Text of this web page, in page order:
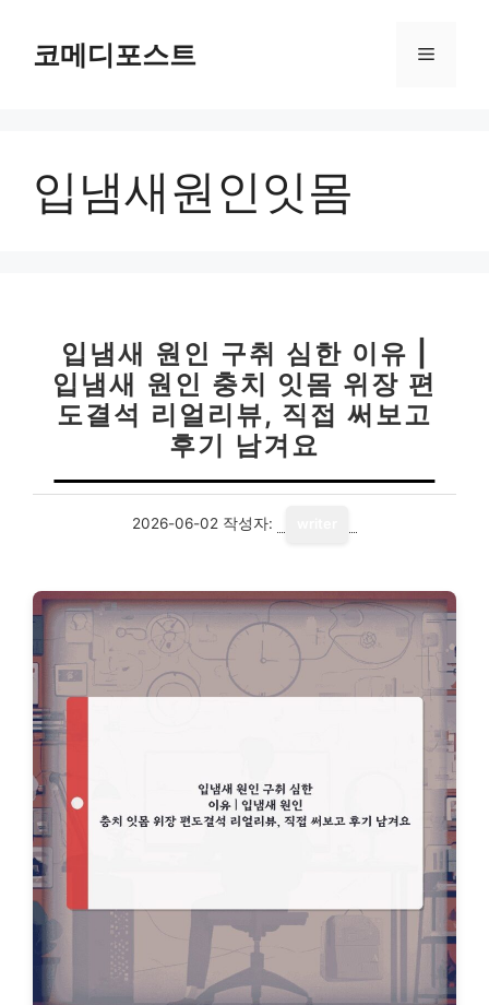
코메디포스트 메
입냄새원인잇몸
입냄새 원인 구취 심한 이유 |
입냄새 원인 충치 잇몸 위장 편
도결석 리얼리뷰, 직접 써보고
후기 남겨요
2026-06-02 작성자: